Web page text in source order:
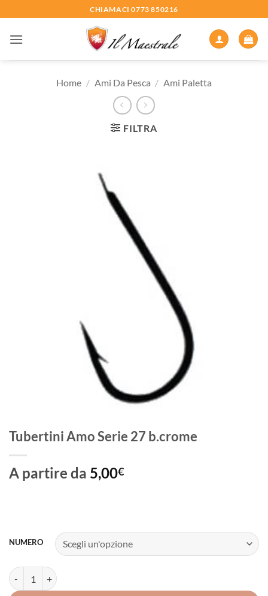
ai
contenuti
CHIAMACI 0773 850216
Home / Ami Da Pesca / Ami Paletta
FILTRA
Tubertini Amo Serie 27 b.crome
A partire da 5,00€
NUMERO
Tubertini Amo Serie 27 b.crome quantità